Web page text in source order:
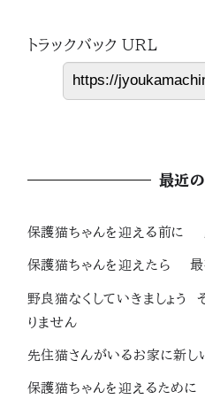
トラックバック URL
最近
保護猫ちゃんを迎える前に
保護猫ちゃんを迎えたら 最
野良猫なくしていきましょう
りません
先住猫さんがいるお家に新し
保護猫ちゃんを迎えるため